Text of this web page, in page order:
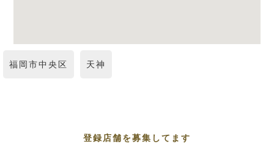
福岡市中央区 天神
登録店舗を募集してます